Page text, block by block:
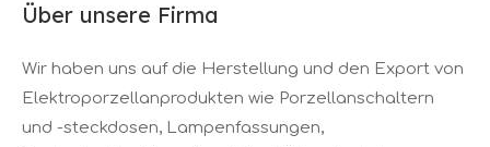
Über unsere Firma
Wir haben uns auf die Herstellung und den Export von
Elektroporzellanprodukten wie Porzellanschaltern
und -steckdosen, Lampenfassungen,